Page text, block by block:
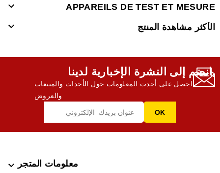
APPAREILS DE TEST ET MESURE

الأكثر مشاهدة المنتج 
انضم إلى النشرة الإخبارية لدينا,
احصل على أحدث المعلومات حول الأحداث والمبيعات
والعروض
معلومات المتجر 